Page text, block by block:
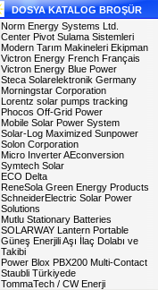
DOSYA KATALOG BROŞÜR
Norm Energy Systems Ltd.
Center Pivot Sulama Sistemleri
Modern Tarım Makineleri Ekipman
Victron Energy French Français
Victron Energy Blue Power
Steca Solarelektronik Germany
Morningstar Corporation
Lorentz solar pumps tracking
Phocos Off-Grid Power
Mobile Solar Power System
Solar-Log Maximized Sunpower
Solon Corporation
Micro Inverter AEconversion
Symtech Solar
ECO Delta
ReneSola Green Energy Products
SchneiderElectric Solar Power
Solutions
Mutlu Stationary Batteries
SOLARWAY Lantern Portable
Güneş Enerjili Aşı İlaç Dolabı ve
Takibi
Power Blox PBX200 Multi-Contact
Staubli Türkiyede
TommaTech / CW Enerji